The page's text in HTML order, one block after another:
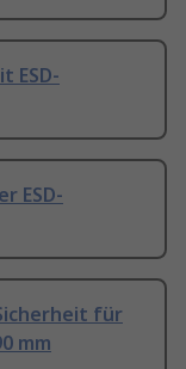
ESD-
ESD-
für
mm